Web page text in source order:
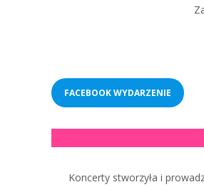
FACEBOOK WYDARZENIE
Koncerty stworzyła i